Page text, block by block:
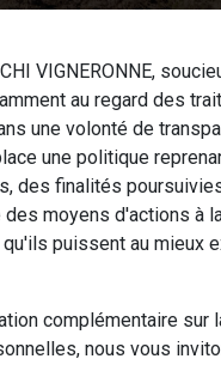
VIGNERONNE,
au regard des
une volonté de
une politique
des finalités
des moyens d'actions à
puissent au mieux
complémentaire sur
nous vous